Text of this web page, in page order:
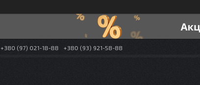
+380 (97) 021-18-88 +380 (93) 921-58-88